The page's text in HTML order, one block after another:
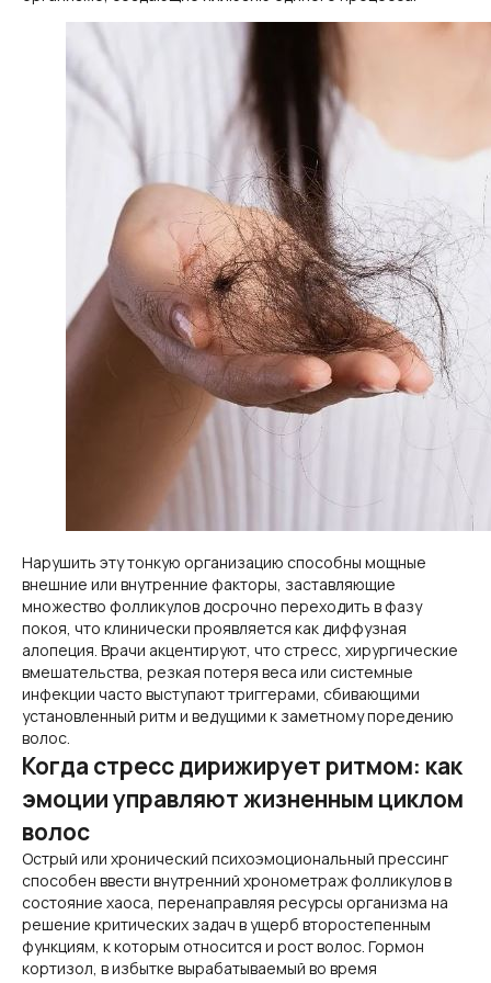
Нарушить эту тонкую организацию способны мощные
внешние или внутренние факторы, заставляющие
множество фолликулов досрочно переходить в фазу
покоя, что клинически проявляется как диффузная
алопеция. Врачи акцентируют, что стресс, хирургические
вмешательства, резкая потеря веса или системные
инфекции часто выступают триггерами, сбивающими
установленный ритм и ведущими к заметному поредению
волос.
Когда стресс дирижирует ритмом: как
эмоции управляют жизненным циклом
волос
Острый или хронический психоэмоциональный прессинг
способен ввести внутренний хронометраж фолликулов в
состояние хаоса, перенаправляя ресурсы организма на
решение критических задач в ущерб второстепенным
функциям, к которым относится и рост волос. Гормон
кортизол, в избытке вырабатываемый во время